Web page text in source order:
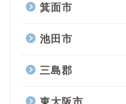
箕面市
池田市
三島郡